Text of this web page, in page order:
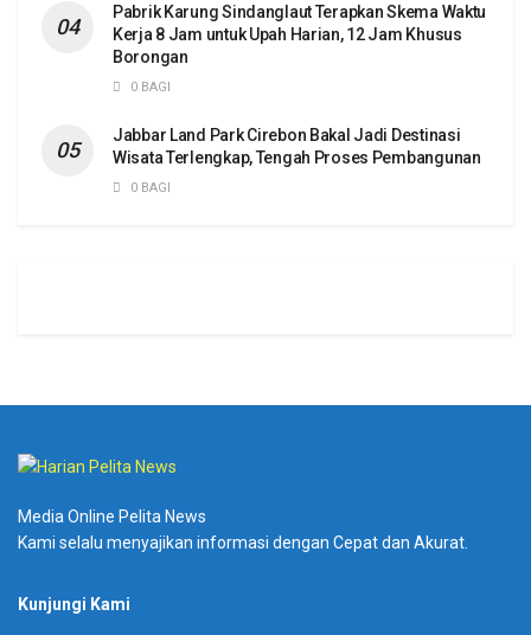
Pabrik Karung Sindanglaut Terapkan Skema Waktu
Kerja 8 Jam untuk Upah Harian, 12 Jam Khusus
Borongan
0 BAGI
Jabbar Land Park Cirebon Bakal Jadi Destinasi
Wisata Terlengkap, Tengah Proses Pembangunan
0 BAGI
Media Online Pelita News
Kami selalu menyajikan informasi dengan Cepat dan Akurat.
Kunjungi Kami